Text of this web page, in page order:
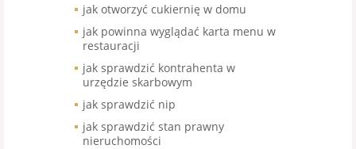
jak otworzyć cukiernię w domu
jak powinna wyglądać karta menu w
restauracji
jak sprawdzić kontrahenta w
urzędzie skarbowym
jak sprawdzić nip
jak sprawdzić stan prawny
nieruchomości